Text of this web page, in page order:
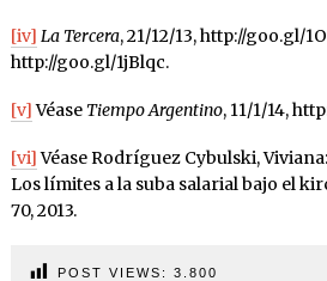
[iv] La Tercera, 21/12/13, http://goo.gl/
http://goo.gl/1jBlqc.
[v]Véase Tiempo Argentino, 11/1/14,
[vi]Véase Rodríguez Cybulski,
Los límites a la suba salarial bajo el
70, 2013.
POST VIEWS: 3.800